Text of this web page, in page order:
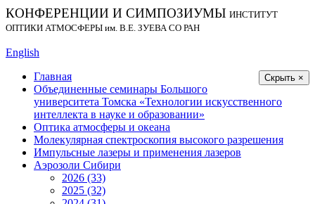
КОНФЕРЕНЦИИ И СИМПОЗИУМЫ ИНСТИТУТ
ОПТИКИ АТМОСФЕРЫ им. В.Е. ЗУЕВА СО РАН
English
Скрыть ×
Главная
Объединенные семинары Большого
университета Томска «Технологии искусственного
интеллекта в науке и образовании»
Оптика атмосферы и океана
Молекулярная спектроскопия высокого разрешения
Импульсные лазеры и применения лазеров
Аэрозоли Сибири
2026 (33)
2025 (32)